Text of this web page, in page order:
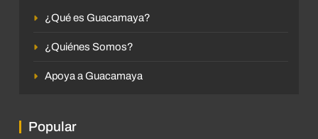
¿Qué es Guacamaya?
¿Quiénes Somos?
Apoya a Guacamaya
Popular